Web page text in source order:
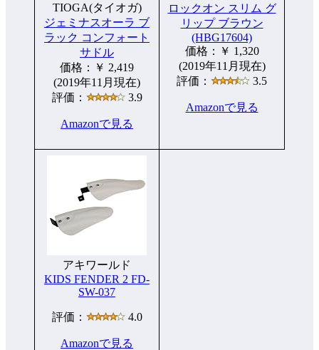
TIOGA(タイオガ)
ジェミナスオーラ ブ
ラック コンフォート
サドル
価格：￥ 2,419
(2019年11月現在)
評価：
3.9
Amazonで見る
ロックオン スリム グ
リップ ブラウン
(HBG17604)
価格：￥ 1,320
(2019年11月現在)
評価：
3.5
Amazonで見る
アキワールド
KIDS FENDER 2 FD-
SW-037
評価： 4.0
Amazonで見る